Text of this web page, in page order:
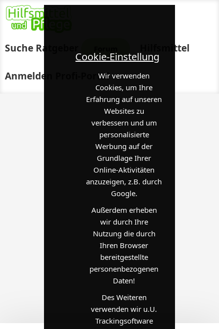
Cookie-Einstellung
Wir verwenden
Cookies, um Ihre
Erfahrung auf unseren
Websites zu
verbessern und um
personalisierte
Werbung auf der
Grundlage Ihrer
Online-Aktivitäten
anzuzeigen, z.B. durch
Google.
Außerdem erheben
wir durch Ihre
Nutzung die durch
Ihren Browser
bereitgestellte
personenbezogenen
Daten!
Des Weiteren
verwenden wir u.U.
Trackingsoftware
Suche Ratgeber Hilfsmittel
Anmelden Profi-Portal